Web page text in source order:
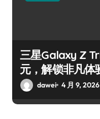
三星Galaxy Z
元，解锁非凡体
dawei 4 月 9, 2026